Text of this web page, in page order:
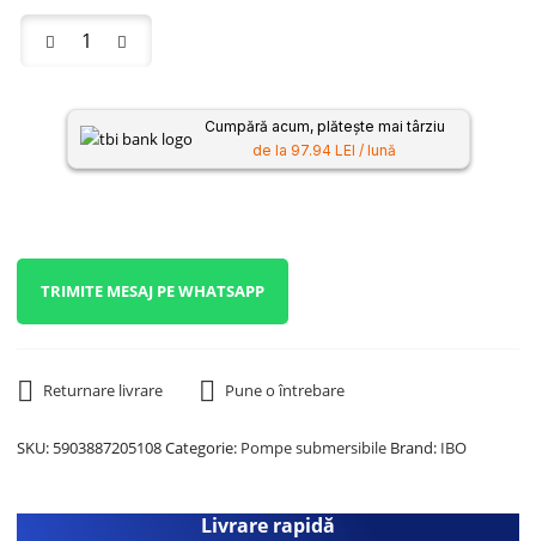
Cumpără acum, plătește mai târziu
de la 97.94 LEI / lună
TRIMITE MESAJ PE WHATSAPP
Returnare livrare Pune o întrebare
SKU: 5903887205108Categorie: Pompe submersibile Brand: IBO
Livrare rapidă